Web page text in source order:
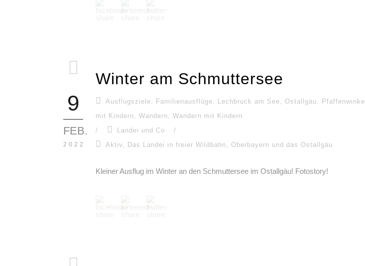
9
FEB.
2022
Winter am Schmuttersee
Ausflugsziele, Familienausflüge, Lechbruck am See, Ostallgäu , Pfaffenwinkel
mit Kindern, Wandern, Wandern mit Kindern
/
Landei und Co
/
Aktiv, Das Landei in freier Wildbahn, Oberbayern und das Ostallgäu
Kleiner Ausflug im Winter an den Schmuttersee im Ostallgäu! Fotostory!